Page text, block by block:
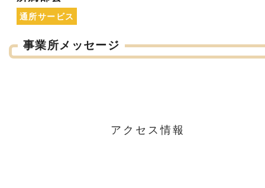
通所サービス
事業所メッセージ
アクセス情報